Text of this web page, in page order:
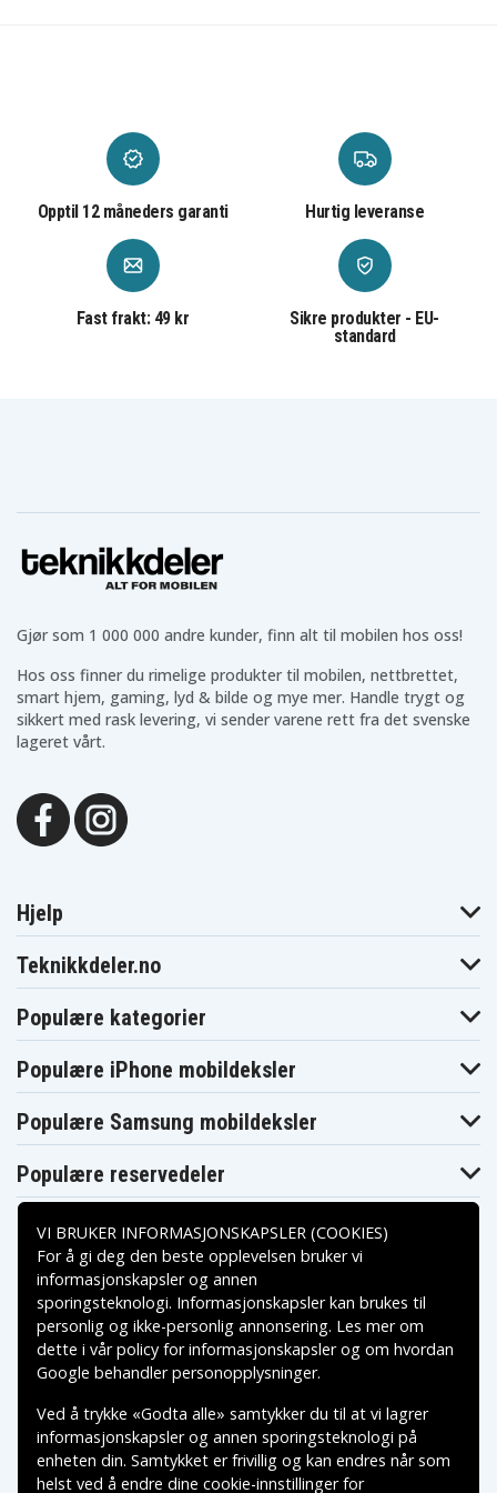
Opptil 12 måneders garanti Hurtig leveranse
Fast frakt: 49 kr
Sikre produkter - EU-
standard
Gjør som 1 000 000 andre kunder, finn alt til mobilen hos oss!
Hos oss finner du rimelige produkter til mobilen, nettbrettet,
smart hjem, gaming, lyd & bilde og mye mer. Handle trygt og
sikkert med rask levering, vi sender varene rett fra det svenske
lageret vårt.
Hjelp
Teknikkdeler.no
Populære kategorier
Populære iPhone mobildeksler
Populære Samsung mobildeksler
Populære reservedeler
Betalingsalternativer
Leveringsalternativer
VI BRUKER INFORMASJONSKAPSLER (COOKIES)
For å gi deg den beste opplevelsen bruker vi
informasjonskapsler og annen
sporingsteknologi. Informasjonskapsler kan brukes til
personlig og ikke-personlig annonsering. Les mer om
dette i vårpolicy for informasjonskapslerog om hvordan
Google behandler personopplysninger.
Ved å trykke «Godta alle» samtykker du til at vi lagrer
informasjonskapsler og annen sporingsteknologi på
enheten din. Samtykket er frivillig og kan endres når som
helst ved å endre dine cookie-innstillinger for